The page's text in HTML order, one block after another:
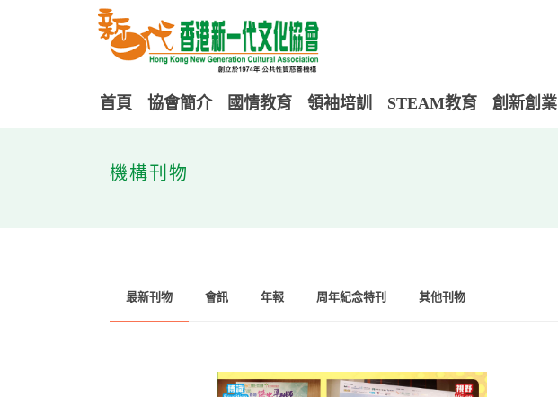
首頁 協會簡介 國情教育 領袖培訓 STEAM教育 創新創業
機構刊物
最新刊物 會訊 年報 周年紀念特刊 其他刊物